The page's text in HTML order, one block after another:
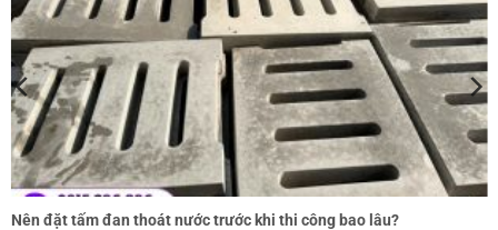
Nên đặt tấm đan thoát nước trước khi thi công bao lâu?